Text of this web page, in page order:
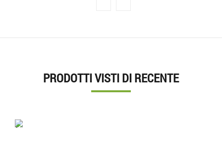
PRODOTTI VISTI DI RECENTE
'.'